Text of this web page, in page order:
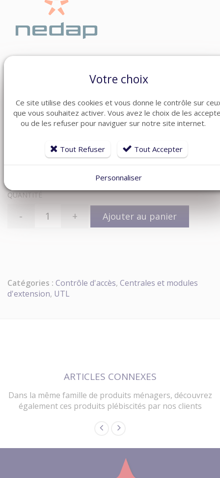
Connectez-vousou inscrivez-vouspour voir les
documents
685,44 €
QUANTITÉ
- + Ajouter au panier
Catégories : Contrôle d'accès, Centrales et modules
d'extension, UTL
ARTICLES CONNEXES
Dans la même famille de produits ménagers, découvrez
également ces produits plébiscités par nos clients
Votre choix
Ce site utilise des cookies et vous donne le contrôle sur
que vous souhaitez activer. Vous avez le choix de les
ou de les refuser pour naviguer sur notre site internet.
Tout Refuser Tout Accepter
Personnaliser